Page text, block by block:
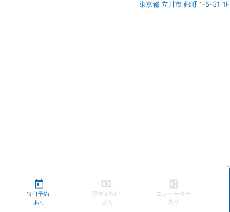
金曜日：09:30 - 18:00
東京都 立川市 錦町 1-5-31 1F
当日予約
あり
現地支払い
あり
エレベーター
あり